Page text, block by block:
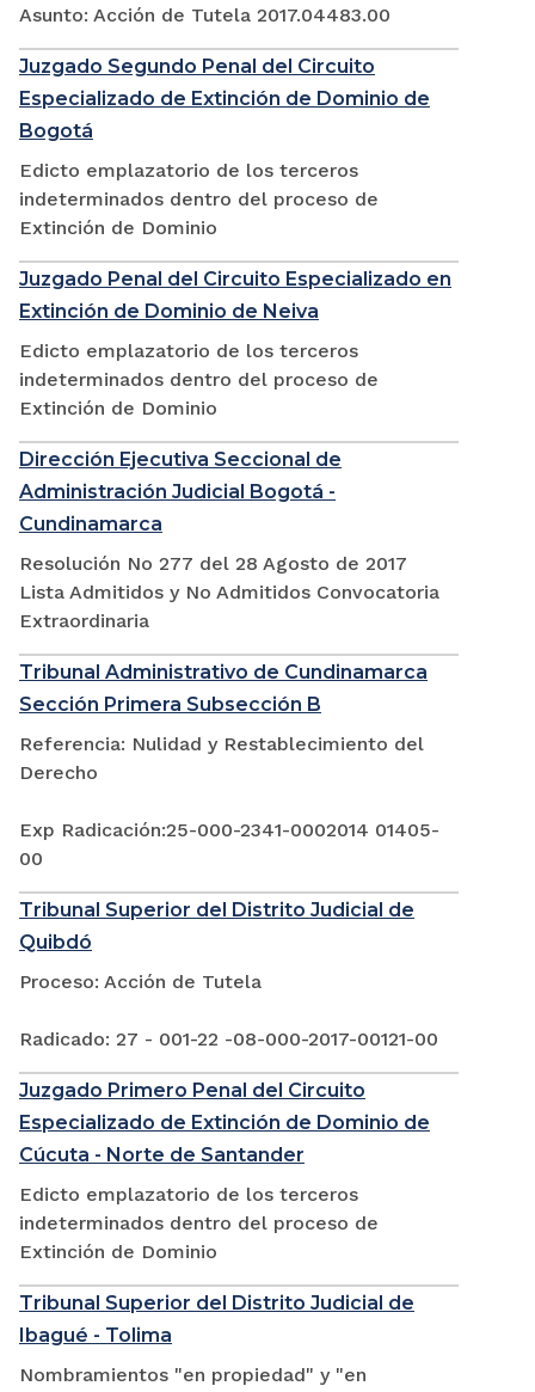
Asunto: Acción de Tutela 2017.04483.00
Juzgado Segundo Penal del Circuito
Especializado de Extinción de Dominio de
Bogotá
Edicto emplazatorio de los terceros
indeterminados dentro del proceso de
Extinción de Dominio
Juzgado Penal del Circuito Especializado en
Extinción de Dominio de Neiva
Edicto emplazatorio de los terceros
indeterminados dentro del proceso de
Extinción de Dominio
Dirección Ejecutiva Seccional de
Administración Judicial Bogotá -
Cundinamarca
Resolución No 277 del 28 Agosto de 2017
Lista Admitidos y No Admitidos Convocatoria
Extraordinaria
Tribunal Administrativo de Cundinamarca
Sección Primera Subsección B
Referencia: Nulidad y Restablecimiento del
Derecho
Exp Radicación:25-000-2341-0002014 01405-
00
Tribunal Superior del Distrito Judicial de
Quibdó
Proceso: Acción de Tutela
Radicado: 27 - 001-22 -08-000-2017-00121-00
Juzgado Primero Penal del Circuito
Especializado de Extinción de Dominio de
Cúcuta - Norte de Santander
Edicto emplazatorio de los terceros
indeterminados dentro del proceso de
Extinción de Dominio
Tribunal Superior del Distrito Judicial de
Ibagué - Tolima
Nombramientos "en propiedad" y "en